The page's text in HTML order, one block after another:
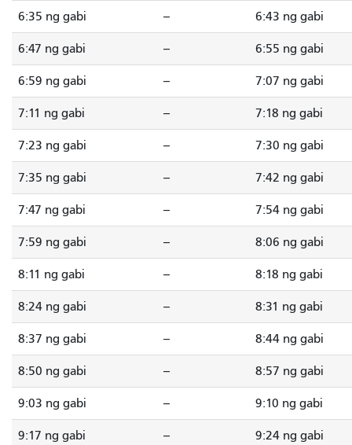
6:35 ng gabi -- 6:43 ng gabi
6:47 ng gabi -- 6:55 ng gabi
6:59 ng gabi -- 7:07 ng gabi
7:11 ng gabi -- 7:18 ng gabi
7:23 ng gabi -- 7:30 ng gabi
7:35 ng gabi -- 7:42 ng gabi
7:47 ng gabi -- 7:54 ng gabi
7:59 ng gabi -- 8:06 ng gabi
8:11 ng gabi -- 8:18 ng gabi
8:24 ng gabi -- 8:31 ng gabi
8:37 ng gabi -- 8:44 ng gabi
8:50 ng gabi -- 8:57 ng gabi
9:03 ng gabi -- 9:10 ng gabi
9:17 ng gabi -- 9:24 ng gabi